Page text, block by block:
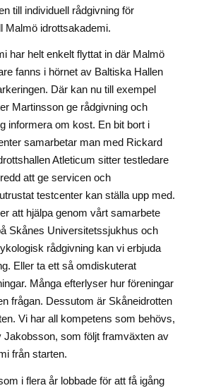
till individuell rådgivning för
Malmö idrottsakademi.
har helt enkelt flyttat in där Malmö
fanns i hörnet av Baltiska Hallen
Där kan nu till exempel
Martinsson ge rådgivning och
informera om kost. En bit bort i
samarbetar man med Rickard
Atleticum sitter testledare
att ge servicen och
testcenter kan ställa upp med.
att hjälpa genom vårt samarbete
Skånes Universitetssjukhus och
rådgivning kan vi erbjuda
Eller ta ett så omdiskuterat
Många efterlyser hur föreningar
frågan. Dessutom är Skåneidrotten
Vi har all kompetens som behövs,
Jakobsson, som följt framväxten av
från starten.
i flera år lobbade för att få igång